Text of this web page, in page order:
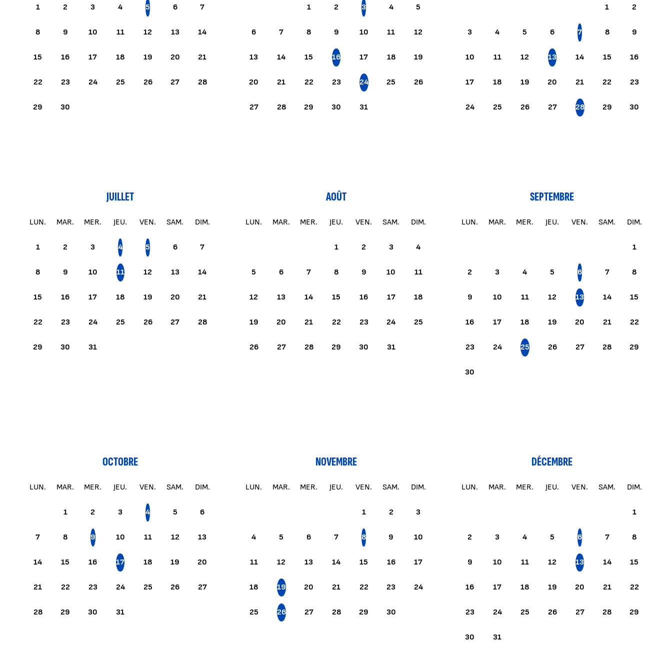
1 2 3 4 5 6 7
8 9 10 11 12 13 14
15 16 17 18 19 20 21
22 23 24 25 26 27 28
29 30
1 2 3 4 5
6 7 8 9 10 11 12
13 14 15 16 17 18 19
20 21 22 23 24 25 26
27 28 29 30 31
1 2
3 4 5 6 7 8 9
10 11 12 13 14 15 16
17 18 19 20 21 22 23
24 25 26 27 28 29 30
JUILLET
LUN. MAR. MER. JEU. VEN. SAM. DIM.
1 2 3 4 5 6 7
8 9 10 11 12 13 14
15 16 17 18 19 20 21
22 23 24 25 26 27 28
29 30 31
AOÛT
LUN. MAR. MER. JEU. VEN. SAM. DIM.
1 2 3 4
5 6 7 8 9 10 11
12 13 14 15 16 17 18
19 20 21 22 23 24 25
26 27 28 29 30 31
SEPTEMBRE
LUN. MAR. MER. JEU. VEN. SAM. DIM.
1
2 3 4 5 6 7 8
9 10 11 12 13 14 15
16 17 18 19 20 21 22
23 24 25 26 27 28 29
30
OCTOBRE
LUN. MAR. MER. JEU. VEN. SAM. DIM.
1 2 3 4 5 6
7 8 9 10 11 12 13
14 15 16 17 18 19 20
21 22 23 24 25 26 27
28 29 30 31
NOVEMBRE
LUN. MAR. MER. JEU. VEN. SAM. DIM.
1 2 3
4 5 6 7 8 9 10
11 12 13 14 15 16 17
18 19 20 21 22 23 24
25 26 27 28 29 30
DÉCEMBRE
LUN. MAR. MER. JEU. VEN. SAM. DIM.
1
2 3 4 5 6 7 8
9 10 11 12 13 14 15
16 17 18 19 20 21 22
23 24 25 26 27 28 29
30 31